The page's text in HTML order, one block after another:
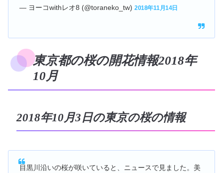
— ヨーコwithレオ8 (@toraneko_tw) 2018年11月14日
東京都の桜の開花情報2018年
10月
2018年10月3日の東京の桜の情報
目黒川沿いの桜が咲いていると、ニュースで見ました。美